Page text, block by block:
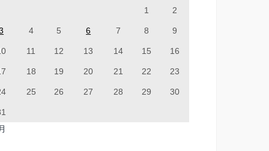
1 2
4 5 6 7 8 9
11 12 13 14 15 16
18 19 20 21 22 23
25 26 27 28 29 30